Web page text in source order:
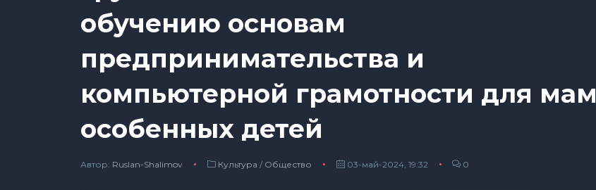
обучению основам
предпринимательства и
компьютерной грамотности для мам
особенных детей
Автор: Ruslan-Shalimov Культура / Общество 03-май-2024, 19:32 0